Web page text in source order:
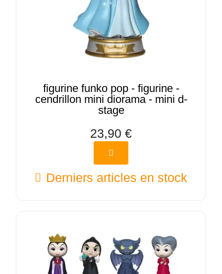
figurine funko pop - figurine -
cendrillon mini diorama - mini d-
stage
23,90 €
Derniers articles en stock